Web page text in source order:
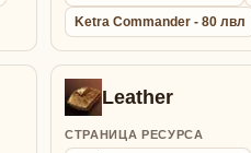
Ketra Commander - 80 лвл
Leather
СТРАНИЦА РЕСУРСА